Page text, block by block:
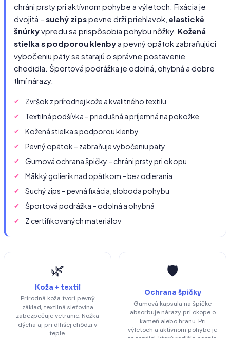
chráni prsty pri aktívnom pohybe a výletoch. Fixácia je
dvojitá – suchý zipspevne drží priehlavok, elastické
šnúrkyvpredu sa prispôsobia pohybu nôžky. Kožená
stielka s podporou klenbya pevný opätok zabraňujúci
vybočeniu päty sa starajú o správne postavenie
chodidla. Športová podrážka je odolná, ohybná a dobre
tlmí nárazy.
Zvršok z prírodnej kože a kvalitného textilu
Textilná podšívka – priedušná a príjemná na pokožke
Kožená stielka s podporou klenby
Pevný opätok – zabraňuje vybočeniu päty
Gumová ochrana špičky – chráni prsty pri okopu
Mäkký golierik nad opätkom – bez odierania
Suchý zips – pevná fixácia, sloboda pohybu
Športová podrážka – odolná a ohybná
Z certifikovaných materiálov
🌿
Koža + textil
Prírodná koža tvorí pevný
základ, textilná sieťovina
zabezpečuje vetranie. Nôžka
dýcha aj pri dlhšej chôdzi v
teple.
🛡️
Ochrana špičky
Gumová kapsula na špičke
absorbuje nárazy pri okope o
kameň alebo hranu. Pri
výletoch a aktívnom pohybe je